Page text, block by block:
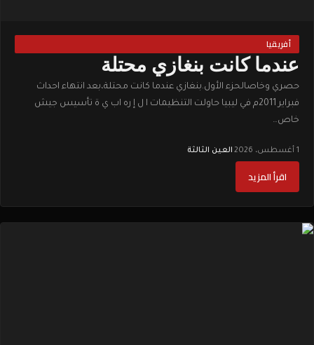
أفريقيا
عندما كانت بنغازي محتلة
حصري وخاصالحزء الأول.بنغازي عندما كانت محتلة،بعد انتهاء احداث
فبراير 2011م في ليبيا حاولت التنظيمات ا ل إ ره اب ي ة تأسيس جيش
خاص…
1 أغسطس، 2026 العين الثالثة
اقرأ المزيد